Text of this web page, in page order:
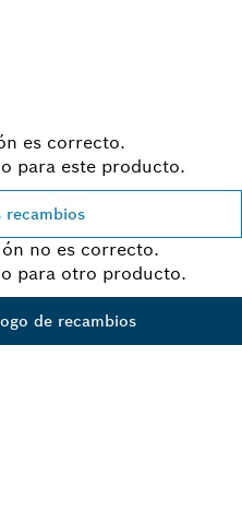
es correcto.
para este producto.
recambios
no es correcto.
para otro producto.
de recambios